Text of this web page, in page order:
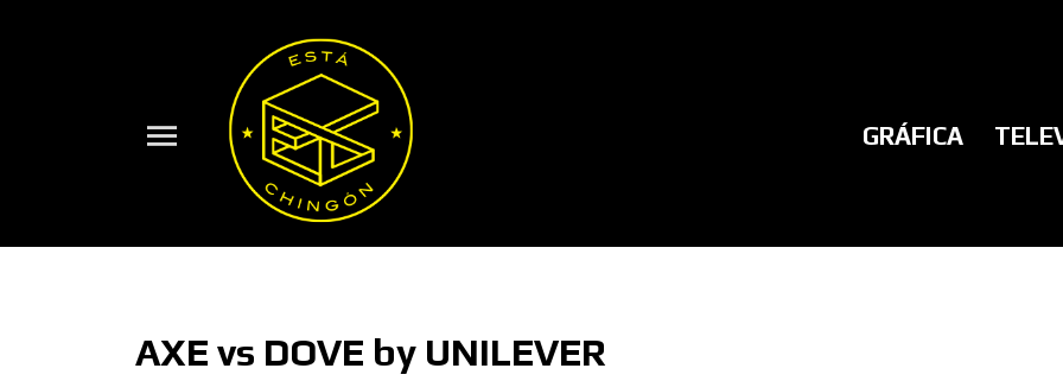
GRÁFICA
AXE vs DOVE by UNILEVER